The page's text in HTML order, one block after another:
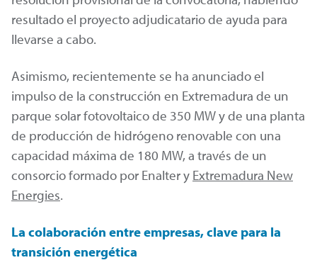
resultado el proyecto adjudicatario de ayuda para
llevarse a cabo.
Asimismo, recientemente se ha anunciado el
impulso de la construcción en Extremadura de un
parque solar fotovoltaico de 350 MW y de una planta
de producción de hidrógeno renovable con una
capacidad máxima de 180 MW, a través de un
consorcio formado por Enalter y Extremadura New
Energies.
La colaboración entre empresas, clave para la
transición energética